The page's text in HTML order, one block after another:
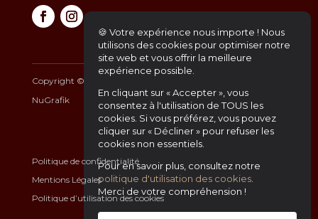
Copyright ©
NuGrafik
🍪 Votre expérience nous importe ! Nous
utilisons des cookies pour optimiser notre
site web et vous offrir la meilleure
expérience possible.
En cliquant sur « Accepter », vous
consentez à l'utilisation de TOUS les
cookies. Si vous préférez, vous pouvez
cliquer sur « Décliner » pour refuser les
cookies non essentiels.
Pour en savoir plus, consultez notre
politique d'utilisation des cookies
Merci de votre compréhension !
Politique de confidentialité
Mentions Légales
Politique d’utilisation des cookies